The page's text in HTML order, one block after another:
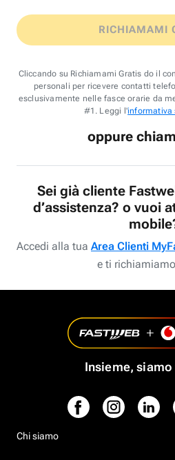
RICHIAMAMI
Cliccando su Richiamami Gratis do il
personali per ricevere contatti
esclusivamente nelle fasce orarie da
#1. Leggi l'informativa
oppure
Sei già cliente
d’assistenza? o vuoi
Accedi alla tua Area Clienti
e ti
Insieme, siamo
Chi siamo